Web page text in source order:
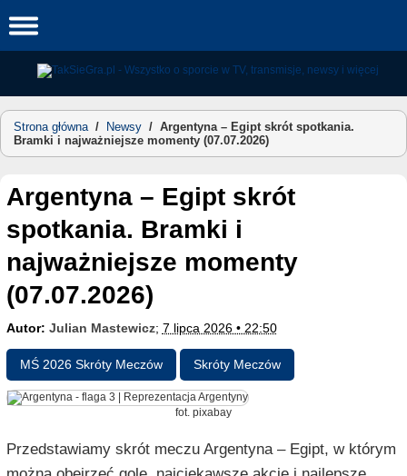
to
Strona główna/ Newsy / Argentyna – Egipt skrót spotkania.
Bramki i najważniejsze momenty (07.07.2026)
Argentyna – Egipt skrót
spotkania. Bramki i
najważniejsze momenty
(07.07.2026)
Autor: Julian Mastewicz; 7 lipca 2026 • 22:50
MŚ 2026 Skróty Meczów Skróty Meczów
fot. pixabay
Przedstawiamy skrót meczu Argentyna – Egipt, w którym